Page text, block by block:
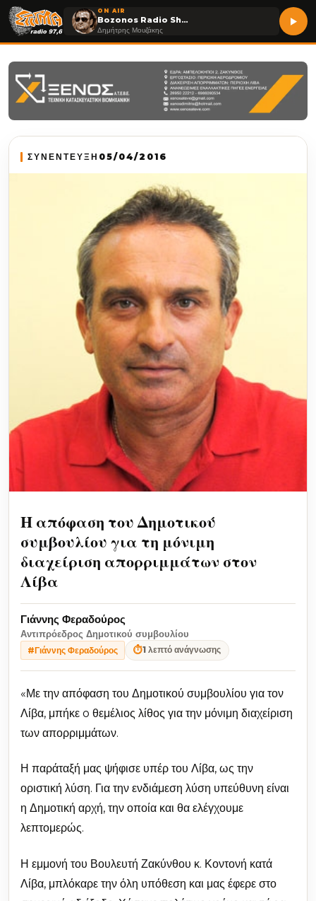
ON AIR
Bozonos Radio Show
Δημήτρης Μουζάκης
ΣΥΝΕΝΤΕΥΞΗ 05/04/2016
Η απόφαση του Δημοτικού
συμβουλίου για τη μόνιμη
διαχείριση απορριμμάτων στον
Λίβα
Γιάννης Φεραδούρος
Αντιπρόεδρος Δημοτικού συμβουλίου
#Γιάννης Φεραδούρος ⏱1 λεπτό ανάγνωσης
«Με την απόφαση του Δημοτικού συμβουλίου για τον
Λίβα, μπήκε o θεμέλιος λίθος για την μόνιμη διαχείριση
των απορριμμάτων.
Η παράταξή μας ψήφισε υπέρ του Λίβα, ως την
οριστική λύση. Για την ενδιάμεση λύση υπεύθυνη είναι
η Δημοτική αρχή, την οποία και θα ελέγχουμε
λεπτομερώς.
Η εμμονή του Βουλευτή Ζακύνθου κ. Κοντονή κατά
Λίβα, μπλόκαρε την όλη υπόθεση και μας έφερε στο